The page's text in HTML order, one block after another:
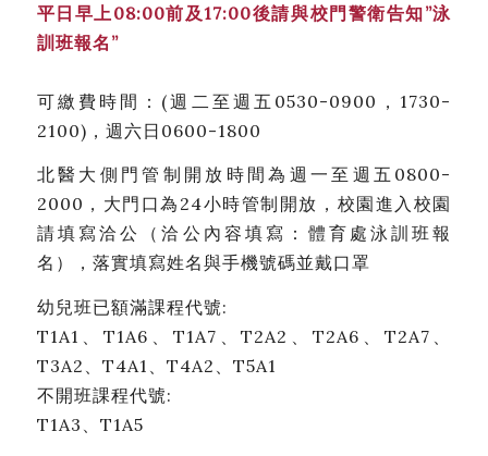
平日早上08:00前及17:00後請與校門警衛告知”泳
訓班報名”
可繳費時間：(週二至週五0530-0900，1730-
2100)，週六日0600-1800
北醫大側門管制開放時間為週一至週五0800-
2000，大門口為24小時管制開放，校園進入校園
請填寫洽公（洽公內容填寫：體育處泳訓班報
名），落實填寫姓名與手機號碼並戴口罩
幼兒班已額滿課程代號:
T1A1、T1A6、T1A7、T2A2、T2A6、T2A7、
T3A2、T4A1、T4A2、T5A1
不開班課程代號:
T1A3、T1A5